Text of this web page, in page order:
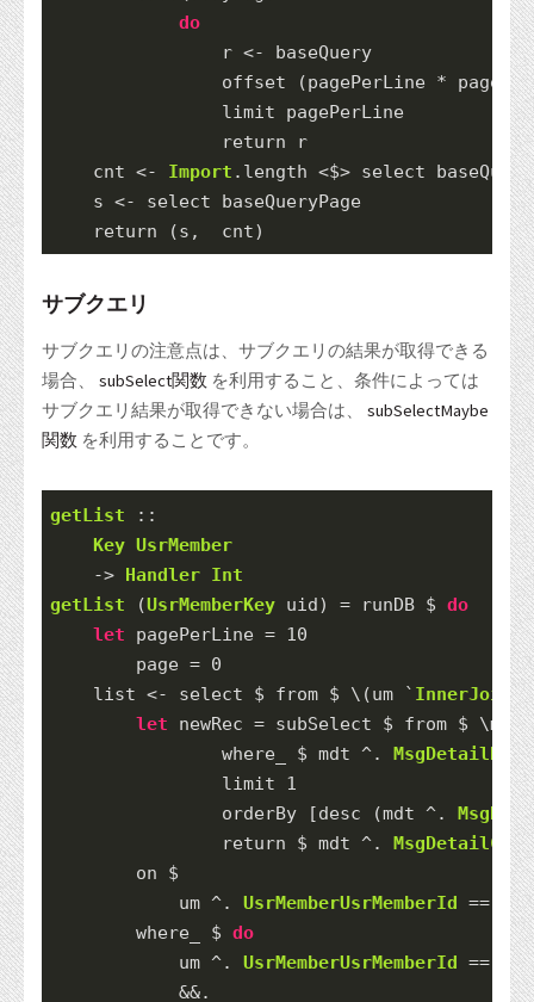
do
                r
<-
baseQuery
                offset (pagePerLine
* page)
                limit pagePerLine
return r
    cnt
<- Import .length <$> select baseQuery
    s
<-
select baseQueryPage
return (s,  cnt)
サブクエリ
サブクエリの注意点は、サブクエリの結果が取得できる
場合、 subSelect関数 を利用すること、条件によっては
サブクエリ結果が取得できない場合は、 subSelectMaybe
関数 を利用することです。
getList ::
Key UsrMember
-> Handler Int
getList (UsrMemberKey uid) = runDB $
do
let pagePerLine = 10
        page
= 0
    list
<- select $ from $ \(um ` InnerJoin`
let newRec = subSelect $ from $ \mdt
                where_
$ mdt ^.
                limit
1
                orderBy [desc (mdt
^.
return
$ mdt ^.
        on
$
            um
^. UsrMemberUsrMemberId ==.
        where_
$
do
            um
^. UsrMemberUsrMemberId ==.
&&.